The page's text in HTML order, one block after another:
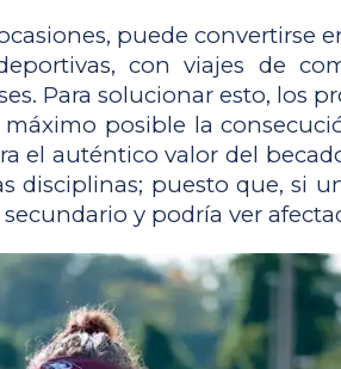
puede convertirse
con viajes de
Para solucionar esto, los
posible la
el auténtico valor del
disciplinas; puesto que, si
y podría ver